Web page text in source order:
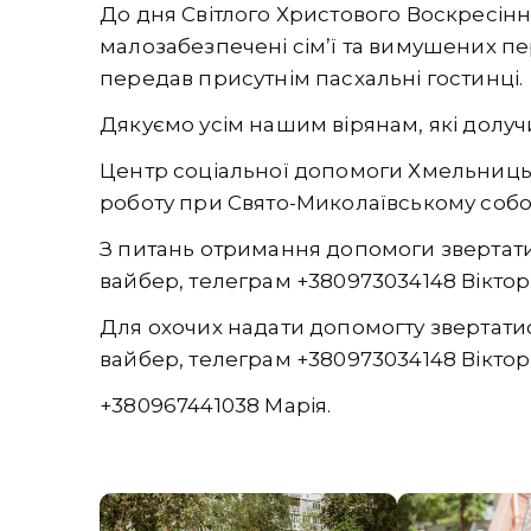
До дня Світлого Христового
малозабезпечені сімʼї та вимушених
передав присутнім пасхальні гостинці.
Дякуємо усім нашим вірянам, які
Центр соціальної допомоги
роботу при Свято-Миколаївському
З питань отримання допомоги
вайбер, телеграм +380973034148
Для охочих надати допомогту
вайбер, телеграм +380973034148
+380967441038 Марія.